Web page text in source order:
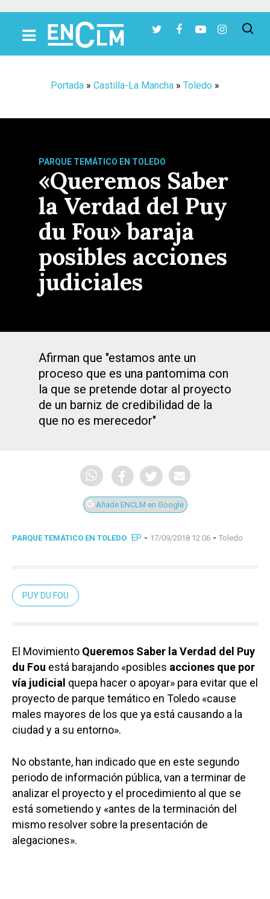
Portada » Castilla-La Mancha » Toledo »
PARQUE TEMÁTICO EN TOLEDO
«Queremos Saber
la Verdad del Puy
du Fou» baraja
posibles acciones
judiciales
Afirman que "estamos ante un
proceso que es una pantomima con
la que se pretende dotar al proyecto
de un barniz de credibilidad de la
que no es merecedor"
Añade ENCLM en Google
PARQUE TEMÁTICO EN TOLEDO EP - 17/09/2018 12:06 - Toledo
PUY DU FOU
El Movimiento Queremos Saber la Verdad del Puy
du Fou está barajando «posibles acciones que por
vía judicial quepa hacer o apoyar» para evitar que el
proyecto de parque temático en Toledo «cause
males mayores de los que ya está causando a la
ciudad y a su entorno».
No obstante, han indicado que en este segundo
periodo de información pública, van a terminar de
analizar el proyecto y el procedimiento al que se
está sometiendo y «antes de la terminación del
mismo resolver sobre la presentación de
alegaciones».